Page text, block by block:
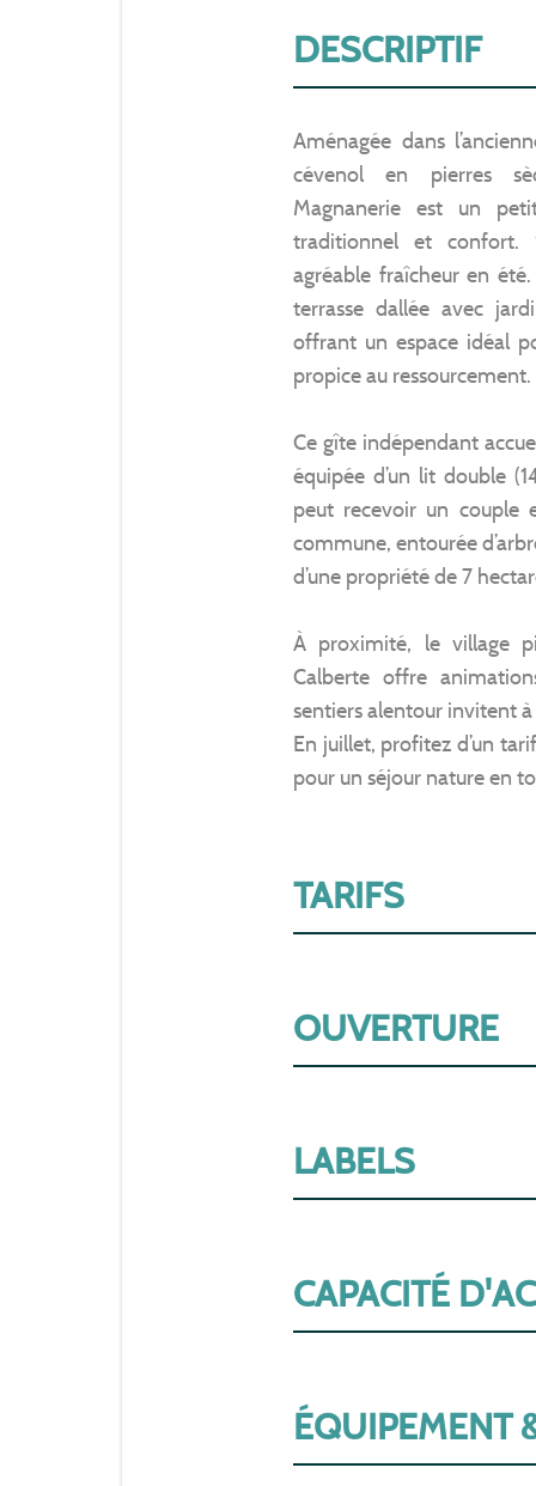
DESCRIPTIF
Aménagée dans
cévenol en pierres
Magnanerie est un
traditionnel et confort.
agréable fraîcheur en
terrasse dallée avec
offrant un espace idéal
propice au ressourcement.
Ce gîte indépendant
équipée d’un lit double
peut recevoir un couple
commune, entourée
d’une propriété de 7
À proximité, le village
Calberte offre
sentiers alentour invitent
En juillet, profitez d’un
pour un séjour nature en
TARIFS
OUVERTURE
LABELS
CAPACITÉ
ÉQUIPEMENT